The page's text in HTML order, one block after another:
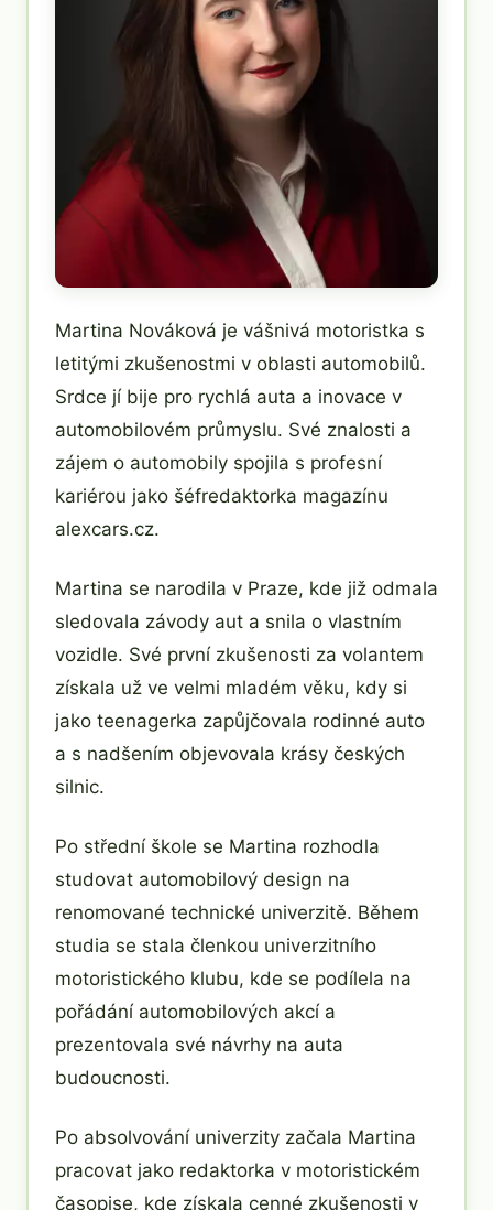
Martina Nováková je vášnivá motoristka s
letitými zkušenostmi v oblasti automobilů.
Srdce jí bije pro rychlá auta a inovace v
automobilovém průmyslu. Své znalosti a
zájem o automobily spojila s profesní
kariérou jako šéfredaktorka magazínu
alexcars.cz.
Martina se narodila v Praze, kde již odmala
sledovala závody aut a snila o vlastním
vozidle. Své první zkušenosti za volantem
získala už ve velmi mladém věku, kdy si
jako teenagerka zapůjčovala rodinné auto
a s nadšením objevovala krásy českých
silnic.
Po střední škole se Martina rozhodla
studovat automobilový design na
renomované technické univerzitě. Během
studia se stala členkou univerzitního
motoristického klubu, kde se podílela na
pořádání automobilových akcí a
prezentovala své návrhy na auta
budoucnosti.
Po absolvování univerzity začala Martina
pracovat jako redaktorka v motoristickém
časopise, kde získala cenné zkušenosti v